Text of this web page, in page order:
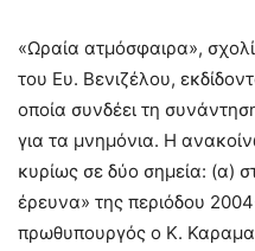
«Ωραία ατμόσφαιρα»,
του Ευ. Βενιζέλου,
οποία συνδέει τη
για τα μνημόνια. Η
κυρίως σε δύο σημεία: (α)
έρευνα» της περιόδου
πρωθυπουργός ο Κ.